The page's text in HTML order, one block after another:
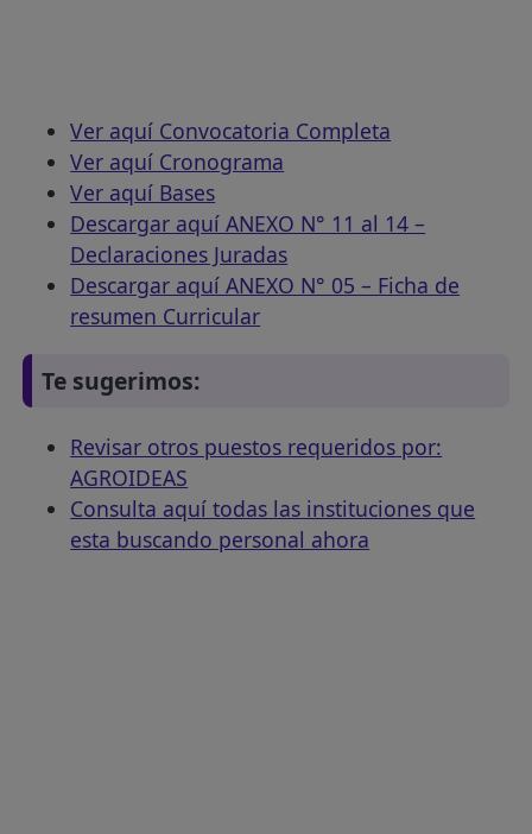
Ver aquí Convocatoria Completa
Ver aquí Cronograma
Ver aquí Bases
Descargar aquí ANEXO N° 11 al 14 –
Declaraciones Juradas
Descargar aquí ANEXO N° 05 – Ficha de
resumen Curricular
Te sugerimos:
Revisar otros puestos requeridos por:
AGROIDEAS
Consulta aquí todas las instituciones que
esta buscando personal ahora